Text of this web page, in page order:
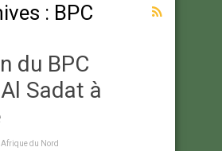
: BPC
du BPC
Sadat à
Afrique du Nord